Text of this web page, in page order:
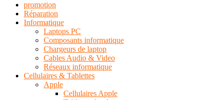
promotion
Réparation
Informatique
Laptops PC
Composants informatique
Chargeurs de laptop
Cables Audio & Video
Réseaux informatique
Cellulaires & Tablettes
Apple
Cellulaires Apple